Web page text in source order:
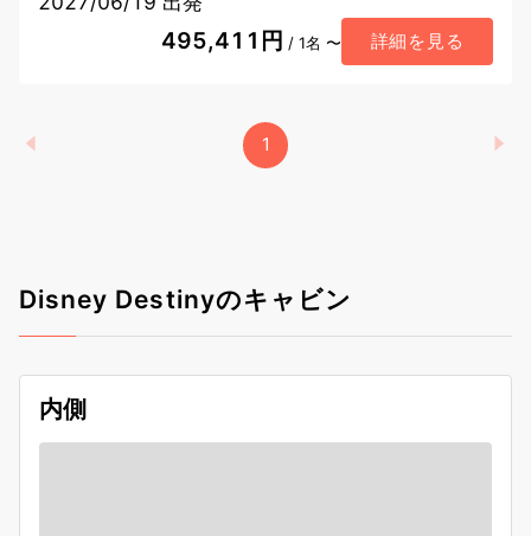
495,411円 / 1名 〜 詳細を見る
1
Disney Destinyのキャビン
内側